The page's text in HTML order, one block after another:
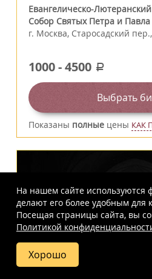
Евангелическо-
Собор Святых Петра и Павла
г. Москва, Старосадский
1000-4500 a
Выбрать
Показаны полные цены КАК
Купить
билет
На нашем сайте используются
делают его более удобным для
Посещая страницы сайта, вы
Политикой
Хорошо